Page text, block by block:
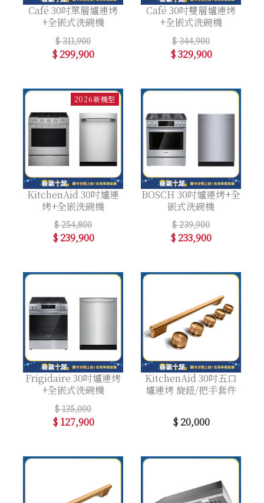
Café 30吋單層爐連烤
+全嵌式洗碗機
$ 311,900
$ 299,900
Café 30吋雙層爐連烤
+全嵌式洗碗機
$ 344,900
$ 329,900
2026新機型
KitchenAid 30吋爐連
烤+全嵌洗碗機
$ 254,800
$ 239,900
BOSCH 30吋爐連烤+全
嵌式洗碗機
$ 239,900
$ 233,900
Frigidaire 30吋爐連烤
+全嵌式洗碗機
$ 135,000
$ 127,900
KitchenAid 30吋五口
爐連烤 旋鈕/把手套件
$ 20,000